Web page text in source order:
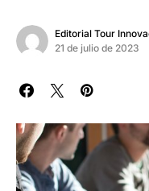
Editorial Tour
21 de julio de 2023